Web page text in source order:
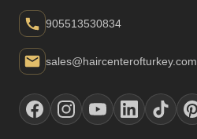
905513530834
sales@haircenterofturkey.com